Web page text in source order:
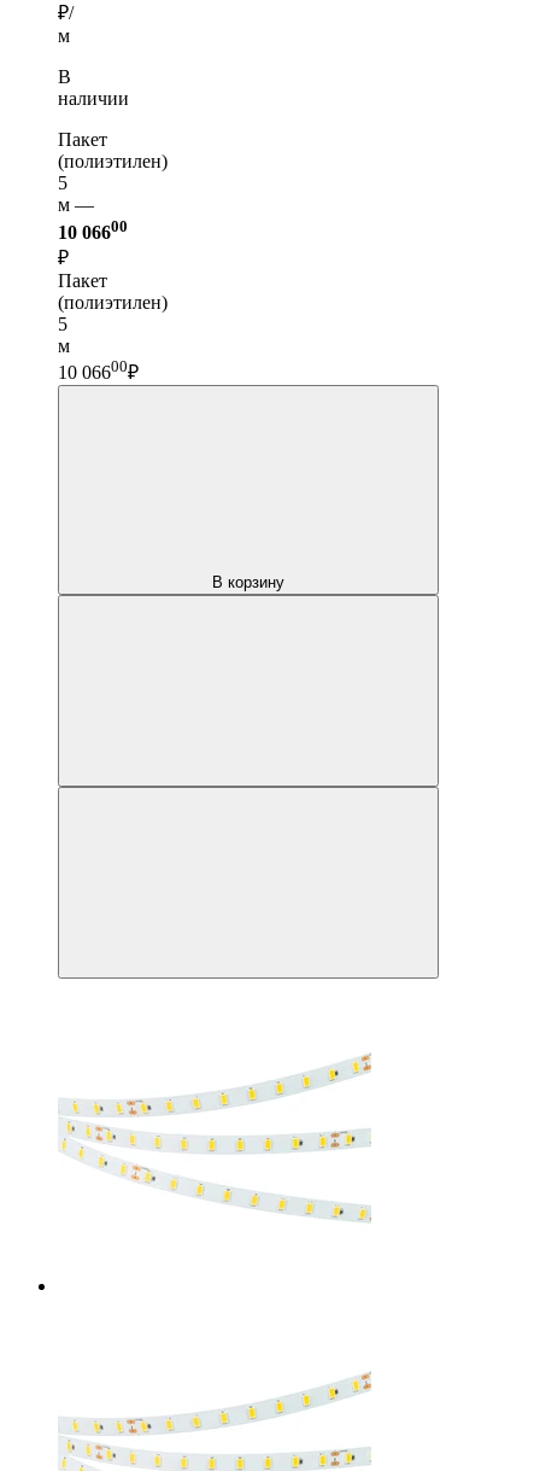
₽/
м
В
наличии
Пакет
(полиэтилен)
5
м —
10 06600
₽
Пакет
(полиэтилен)
5
м
10 06600₽
В корзину